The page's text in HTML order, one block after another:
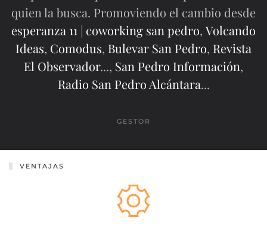
quien la busca. Promoviendo el cambio desde
esperanza 11 | coworking san pedro, Volcando
Ideas, Comodus, Bulevar San Pedro, Revista
El Observador..., San Pedro Información,
Radio San Pedro Alcántara...
GESTOR
VENTAJAS